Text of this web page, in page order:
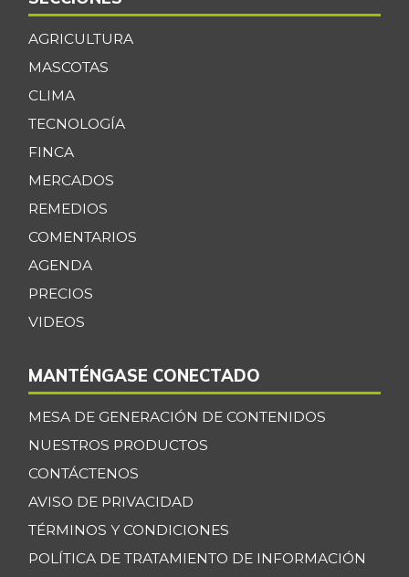
AGRICULTURA
MASCOTAS
CLIMA
TECNOLOGÍA
FINCA
MERCADOS
REMEDIOS
COMENTARIOS
AGENDA
PRECIOS
VIDEOS
MANTÉNGASE CONECTADO
MESA DE GENERACIÓN DE CONTENIDOS
NUESTROS PRODUCTOS
CONTÁCTENOS
AVISO DE PRIVACIDAD
TÉRMINOS Y CONDICIONES
POLÍTICA DE TRATAMIENTO DE INFORMACIÓN